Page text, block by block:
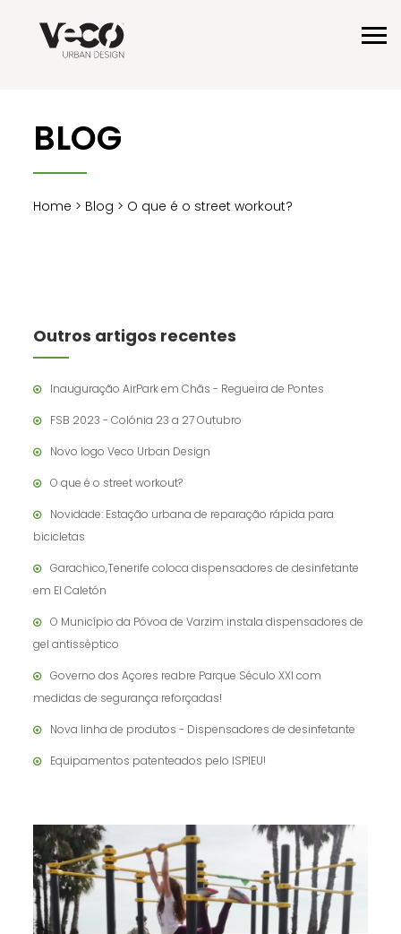
BLOG
Home > Blog > O que é o street workout?
Outros artigos recentes
Inauguração AirPark em Chãs - Regueira de Pontes
FSB 2023 - Colónia 23 a 27 Outubro
Novo logo Veco Urban Design
O que é o street workout?
Novidade: Estação urbana de reparação rápida para
bicicletas
Garachico,Tenerife coloca dispensadores de desinfetante
em El Caletón
O Município da Póvoa de Varzim instala dispensadores de
gel antisséptico
Governo dos Açores reabre Parque Século XXI com
medidas de segurança reforçadas!
Nova linha de produtos - Dispensadores de desinfetante
Equipamentos patenteados pelo ISPIEU!